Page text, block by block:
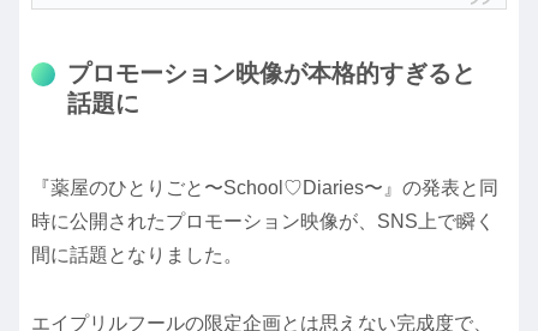
プロモーション映像が本格的すぎると
話題に
『薬屋のひとりごと〜School♡Diaries〜』の発表と同
時に公開されたプロモーション映像が、SNS上で瞬く
間に話題となりました。
エイプリルフールの限定企画とは思えない完成度で、